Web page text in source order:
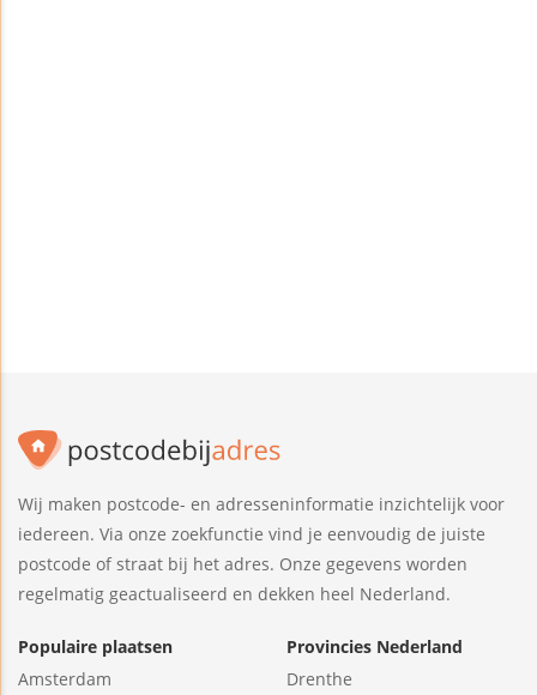
Wij maken postcode- en adresseninformatie inzichtelijk voor
iedereen. Via onze zoekfunctie vind je eenvoudig de juiste
postcode of straat bij het adres. Onze gegevens worden
regelmatig geactualiseerd en dekken heel Nederland.
Populaire plaatsen
Amsterdam
Provincies Nederland
Drenthe